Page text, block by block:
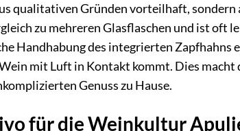
qualitativen Gründen vorteilhaft,
zu mehreren Glasflaschen und ist oft
Handhabung des integrierten
mit Luft in Kontakt kommt. Dies
Genuss zu Hause.
für die Weinkultur